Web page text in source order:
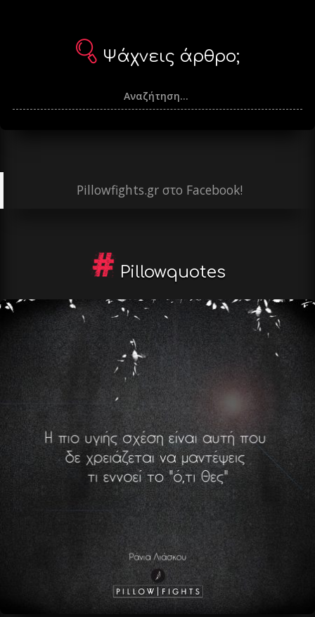
Ψάχνεις άρθρο;
Pillowfights.gr στο Facebook!
Pillowquotes